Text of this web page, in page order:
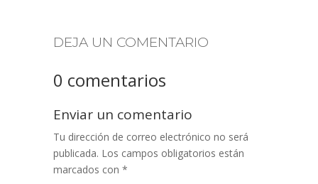
DEJA UN COMENTARIO
0 comentarios
Enviar un comentario
Tu dirección de correo electrónico no será
publicada. Los campos obligatorios están
marcados con *